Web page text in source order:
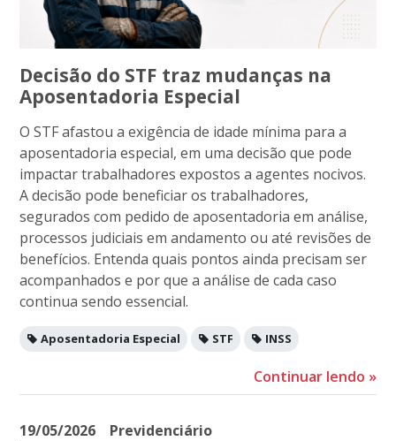
Decisão do STF traz mudanças na
Aposentadoria Especial
O STF afastou a exigência de idade mínima para a
aposentadoria especial, em uma decisão que pode
impactar trabalhadores expostos a agentes nocivos.
A decisão pode beneficiar os trabalhadores,
segurados com pedido de aposentadoria em análise,
processos judiciais em andamento ou até revisões de
benefícios. Entenda quais pontos ainda precisam ser
acompanhados e por que a análise de cada caso
continua sendo essencial.
Aposentadoria Especial STF INSS
Continuar lendo »
19/05/2026 Previdenciário